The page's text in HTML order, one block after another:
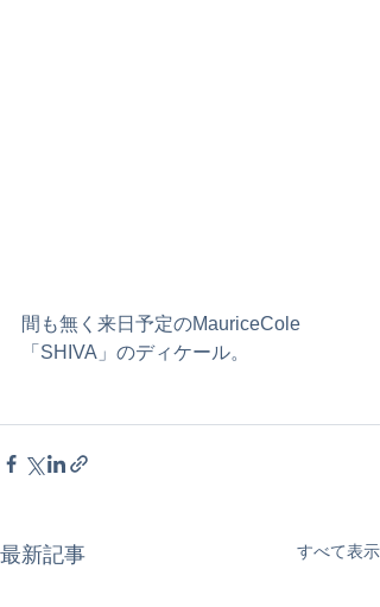
間も無く来日予定のMauriceCole
「SHIVA」のディケール。
最新記事 すべて表示